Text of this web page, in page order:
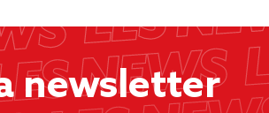
newsletter